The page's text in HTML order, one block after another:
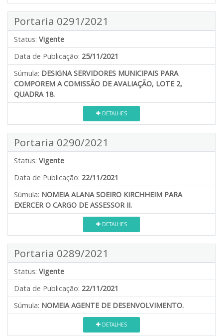
Portaria 0291/2021
Status: Vigente
Data de Publicação: 25/11/2021
Súmula: DESIGNA SERVIDORES MUNICIPAIS PARA
COMPOREM A COMISSÃO DE AVALIAÇÃO, LOTE 2,
QUADRA 18.
DETALHES
Portaria 0290/2021
Status: Vigente
Data de Publicação: 22/11/2021
Súmula: NOMEIA ALANA SOEIRO KIRCHHEIM PARA
EXERCER O CARGO DE ASSESSOR II.
DETALHES
Portaria 0289/2021
Status: Vigente
Data de Publicação: 22/11/2021
Súmula: NOMEIA AGENTE DE DESENVOLVIMENTO.
DETALHES